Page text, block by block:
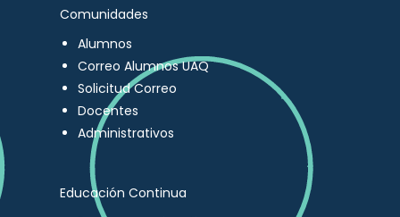
Comunidades
Alumnos
Correo Alumnos UAQ
Solicitud Correo
Docentes
Administrativos
Educación Continua